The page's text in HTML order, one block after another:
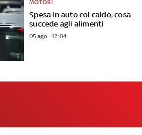
Spesa in auto col caldo, cosa
succede agli alimenti
MOTORI
05 ago - 12:04